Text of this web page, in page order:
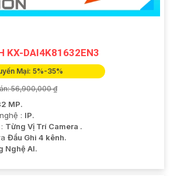
KX-DAI4K81632EN3
Mại: 5%-35%
56,900,000 ₫
MP.
: IP.
Từng Vị Trí Camera .
Đầu Ghi 4 kênh.
Nghệ AI.